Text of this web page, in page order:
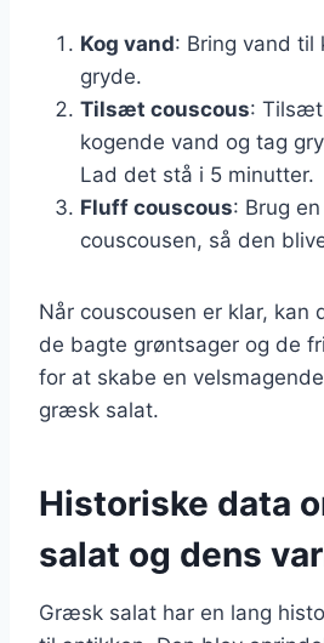
Kog vand: Bring vand til
gryde.
Tilsæt couscous:
kogende vand og tag
Lad det stå i 5 minutter.
Fluff couscous: Brug
couscousen, så den
Når couscousen er klar, kan
de bagte grøntsager og de
for at skabe en
græsk salat.
Historiske data
salat og dens
Græsk salat har en lang